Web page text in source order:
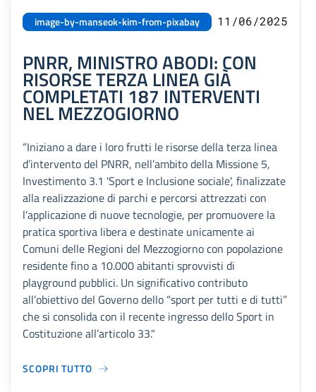
image-by-manseok-kim-from-pixabay 11/06/2025
PNRR, MINISTRO ABODI: CON
RISORSE TERZA LINEA GIÀ
COMPLETATI 187 INTERVENTI
NEL MEZZOGIORNO
“Iniziano a dare i loro frutti le risorse della terza linea
d’intervento del PNRR, nell’ambito della Missione 5,
Investimento 3.1 'Sport e Inclusione sociale', finalizzate
alla realizzazione di parchi e percorsi attrezzati con
l’applicazione di nuove tecnologie, per promuovere la
pratica sportiva libera e destinate unicamente ai
Comuni delle Regioni del Mezzogiorno con popolazione
residente fino a 10.000 abitanti sprovvisti di
playground pubblici. Un significativo contributo
all’obiettivo del Governo dello “sport per tutti e di tutti”
che si consolida con il recente ingresso dello Sport in
Costituzione all’articolo 33."
SCOPRI TUTTO